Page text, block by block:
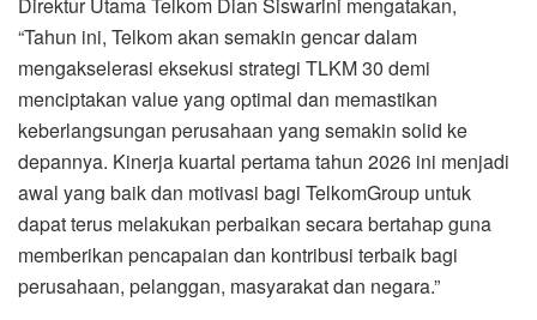
Direktur Utama Telkom Dian Siswarini mengatakan,
“Tahun ini, Telkom akan semakin gencar dalam
mengakselerasi eksekusi strategi TLKM 30 demi
menciptakan value yang optimal dan memastikan
keberlangsungan perusahaan yang semakin solid ke
depannya. Kinerja kuartal pertama tahun 2026 ini menjadi
awal yang baik dan motivasi bagi TelkomGroup untuk
dapat terus melakukan perbaikan secara bertahap guna
memberikan pencapaian dan kontribusi terbaik bagi
perusahaan, pelanggan, masyarakat dan negara.”